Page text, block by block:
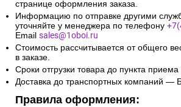
странице оформления заказа.
Информацию по отправке другими
уточняйте у менеджера по телефону
Email sales@1oboi.ru
Стоимость рассчитывается от общего
в заказе.
Сроки отгрузки товара до пункта
Доставка до транспортных компаний —
Правила оформления: